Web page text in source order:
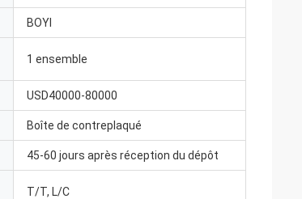
BOYI
1 ensemble
USD40000-80000
Boîte de contreplaqué
45-60 jours après réception du dépôt
T/T, L/C